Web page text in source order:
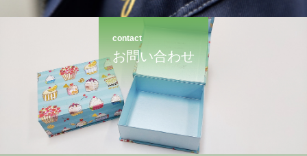
contact
お問い合わせ